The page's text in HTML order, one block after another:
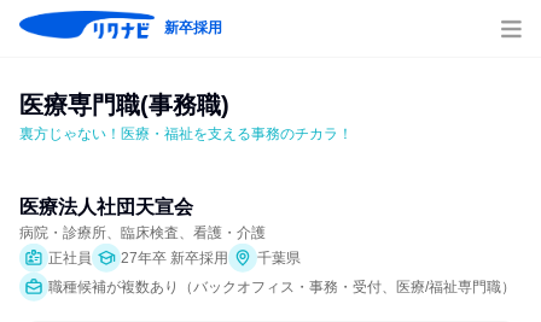
新卒採用
医療専門職(事務職)
裏方じゃない！医療・福祉を支える事務のチカラ！
医療法人社団天宣会
病院・診療所、臨床検査、看護・介護
正社員
27年卒 新卒採用
千葉県
職種候補が複数あり（バックオフィス・事務・受付、医療/福祉専門職）